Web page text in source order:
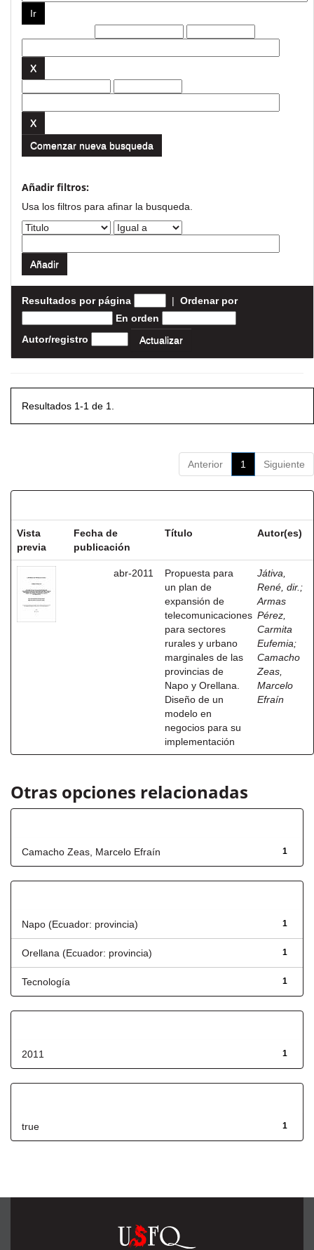
Comenzar nueva busqueda
Añadir filtros:
Usa los filtros para afinar la busqueda.
Resultados por página | Ordenar por
En orden
Autor/registro
Resultados 1-1 de 1.
Anterior 1 Siguiente
Vista
previa
Fecha de
publicación
Título Autor(es)
abr-2011
Propuesta para
un plan de
expansión de
telecomunicaciones
para sectores
rurales y urbano
marginales de las
provincias de
Napo y Orellana.
Diseño de un
modelo en
negocios para su
implementación
Játiva,
René, dir. ;
Armas
Pérez,
Carmita
Eufemia;
Camacho
Zeas,
Marcelo
Efraín
Otras opciones relacionadas
1
Camacho Zeas, Marcelo Efraín
1
Napo (Ecuador: provincia)
1
Orellana (Ecuador: provincia)
1
Tecnología
1
2011
1
true